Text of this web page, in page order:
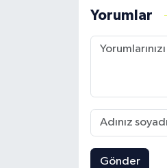
Yorumlar
Gönder